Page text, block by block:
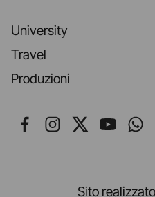
University
Travel
Produzioni
Seguici su
Seguici su
Seguici
Sito